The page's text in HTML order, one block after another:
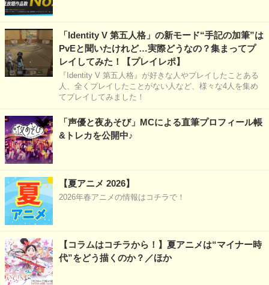
「Identity V 第五人格」の新モード“手記の加筆”は
PvEと聞いたけれど…実際どうなの？集まってプ
レイしてみた！【プレイレポ】
『Identity V 第五人格』が好きな人やプレイしたことある
人、全くプレイしたことがない人など、様々な4人を集め
てプレイしてみました！
「声優と夜あそび」MCによる直筆プロフィール帳
&トレカを公開中♪
【夏アニメ 2026】
2026年春アニメの情報はコチラで！
【コラムはコチラから！】夏アニメは“マイナー時
代”をどう描くのか？／ほか